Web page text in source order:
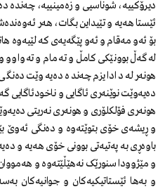
دیرۆکییە، شوناسیی و زەمینییە، چەندە
ئێستا هەیە و تێیداین بگات، هەر
بۆ ئەو مەقام و ئەو پێگەیەی کە لێیەوە
لەگەڵ بوونێکی کامڵ و تەمام و تەواوو و
هونەر لە دادایزم چەندە دەیەوێت
دەیەوێت نوێنەری ئاگایی و
هونەری فۆلکلۆری و هونەری نەریتی
و ڕیشەی خۆی بتوێتەوە و دەنگی ئەوێ
باوەڕی بە پەتیەتی بوونی خۆی هەیە و
و مێژوودا سنورێک نەهێڵێتەوە و
و بەها ئێستاتیکیەکان و جوانیەکان